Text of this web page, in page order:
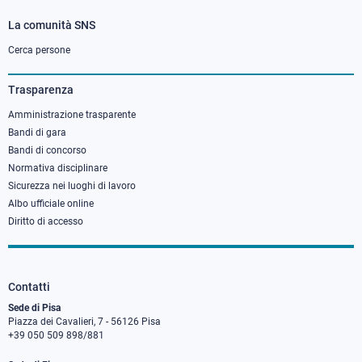
Footer
column
3
La comunità SNS
Cerca persone
Trasparenza
Amministrazione trasparente
Bandi di gara
Bandi di concorso
Normativa disciplinare
Sicurezza nei luoghi di lavoro
Albo ufficiale online
Diritto di accesso
Contatti
Sede di Pisa
Piazza dei Cavalieri, 7 - 56126 Pisa
+39 050 509 898/881